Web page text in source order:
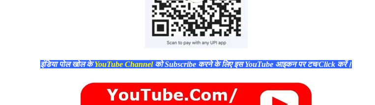
इंडिया पोल खोल केYouTube Channelको Subscribe करने के लिए इस YouTube आइकन पर टच/Click करें।